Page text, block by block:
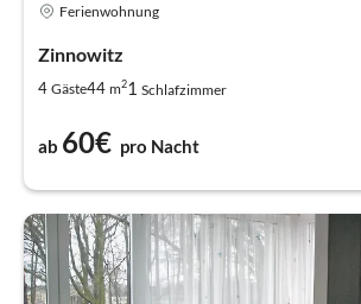
Ferienwohnung
Zinnowitz
4 Gäste44 m21 Schlafzimmer
ab 60€ pro Nacht